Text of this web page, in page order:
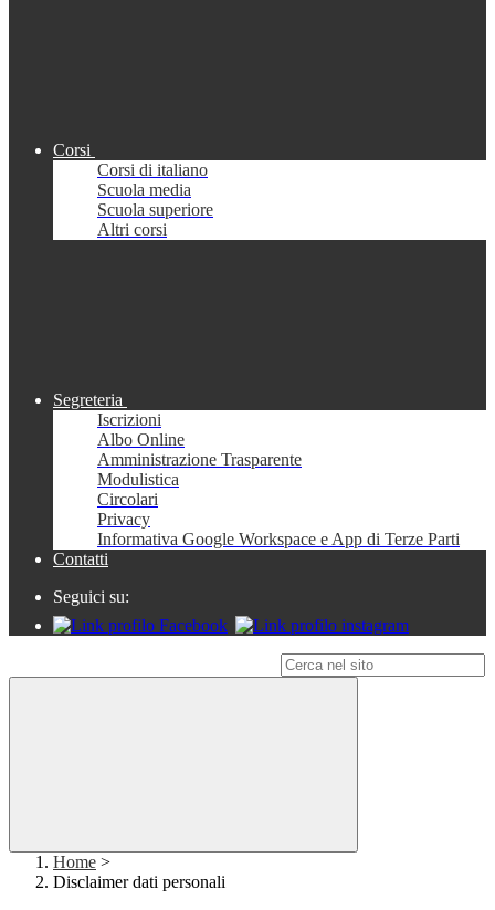
Corsi
Corsi di italiano
Scuola media
Scuola superiore
Altri corsi
Segreteria
Iscrizioni
Albo Online
Amministrazione Trasparente
Modulistica
Circolari
Privacy
Informativa Google Workspace e App di Terze Parti
Contatti
Seguici su:
Home >
Disclaimer dati personali